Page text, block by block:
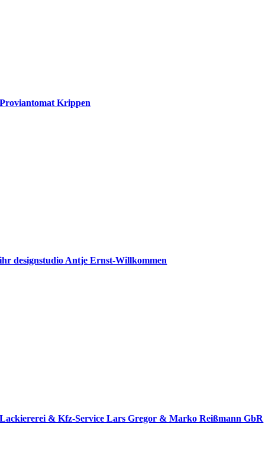
Proviantomat Krippen
ihr designstudio Antje Ernst-Willkommen
Lackiererei & Kfz-Service Lars Gregor & Marko Reißmann GbR